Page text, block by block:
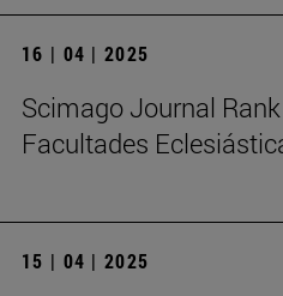
16 | 04 | 2025
Scimago Journal
Facultades
15 | 04 | 2025